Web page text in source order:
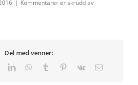
| Kommentarer er skrudd avfor
28A
Del med venner:
LinkedInWhatsApp
Tumblr Pinterest
Vk
E-